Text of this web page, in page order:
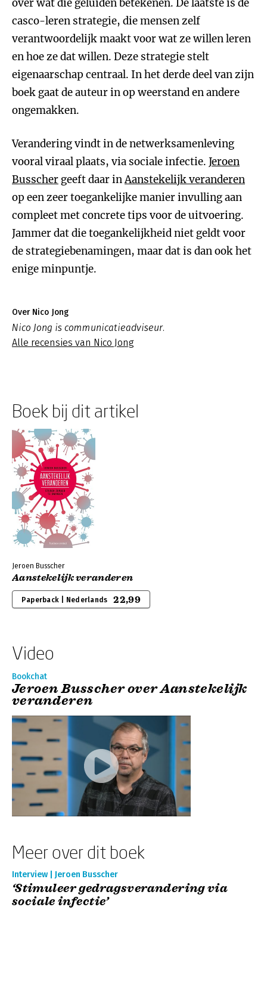
over wat die geluiden betekenen. De laatste is de
casco-leren strategie, die mensen zelf
verantwoordelijk maakt voor wat ze willen leren
en hoe ze dat willen. Deze strategie stelt
eigenaarschap centraal. In het derde deel van zijn
boek gaat de auteur in op weerstand en andere
ongemakken.
Verandering vindt in de netwerksamenleving
vooral viraal plaats, via sociale infectie. Jeroen
Busscher geeft daar inAanstekelijk veranderen
op een zeer toegankelijke manier invulling aan
compleet met concrete tips voor de uitvoering.
Jammer dat die toegankelijkheid niet geldt voor
de strategiebenamingen, maar dat is dan ook het
enige minpuntje.
Over Nico Jong
Nico Jong is communicatieadviseur.
Alle recensies van Nico Jong
Boek bij dit artikel
Jeroen Busscher
Aanstekelijk veranderen
Paperback | Nederlands 22,99
Video
Bookchat
Jeroen Busscher over Aanstekelijk
veranderen
Meer over dit boek
Interview | Jeroen Busscher
‘Stimuleer gedragsverandering via
sociale infectie’